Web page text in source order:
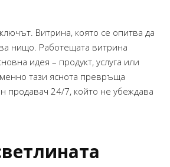
Витрина, която се опитва да
нищо. Работещата витрина
идея – продукт, услуга или
тази яснота превръща
продавач 24/7, който не убеждава